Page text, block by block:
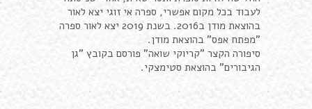
לעבוד בכל מקום אפשרי, ספרה אי זוגי יצא לאור
בהוצאת מודן ב2016. בשנת 2019 יצא לאור ספרה
"מפתח אפס" בהוצאת מודן.
סיפורה הקצר "קריוקי שואה" פורסם בקובץ "גן
הגיבורים" בהוצאת סטימצקי.